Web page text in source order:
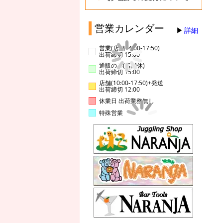
営業カレンダー 詳細
営業(店舗14:00-17:50)
出荷締切 15:00
通販のみ(店舗休)
出荷締切 15:00
店舗(10:00-17:50)+発送
出荷締切 12:00
休業日 出荷業務無し
特殊営業